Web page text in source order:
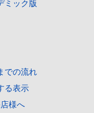
ミック版
での流れ
る表示
様へ